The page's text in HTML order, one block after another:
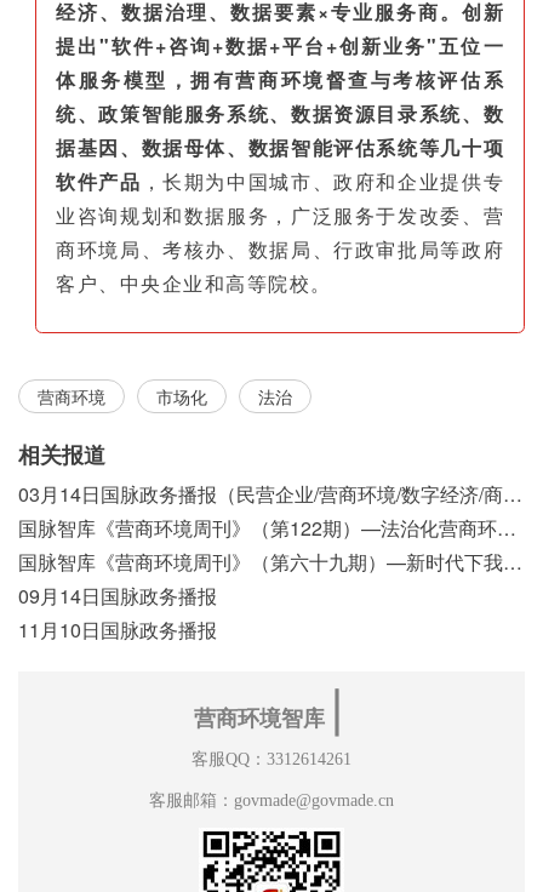
经济、数据治理、数据要素×专业服务商。创新
提出"软件+咨询+数据+平台+创新业务"五位一
体服务模型，拥有营商环境督查与考核评估系
统、政策智能服务系统、数据资源目录系统、数
据基因、数据母体、数据智能评估系统等几十项
软件产品 ，长期为中国城市、政府和企业提供专
业咨询规划和数据服务，广泛服务于发改委、营
商环境局、考核办、数据局、行政审批局等政府
客户、中央企业和高等院校。
营商环境 市场化 法治
相关报道
03月14日国脉政务播报（民营企业/营商环境/数字经济/商事制度改革）
国脉智库《营商环境周刊》（第122期）—法治化营商环境视域下我国行政执法公示制度浅析
国脉智库《营商环境周刊》（第六十九期）—新时代下我国营商环境标准体系构建初探
09月14日国脉政务播报
11月10日国脉政务播报
营商环境智库
客服QQ：3312614261
客服邮箱：govmade@govmade.cn